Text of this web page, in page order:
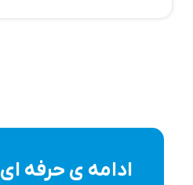
ادامه ی حرفه